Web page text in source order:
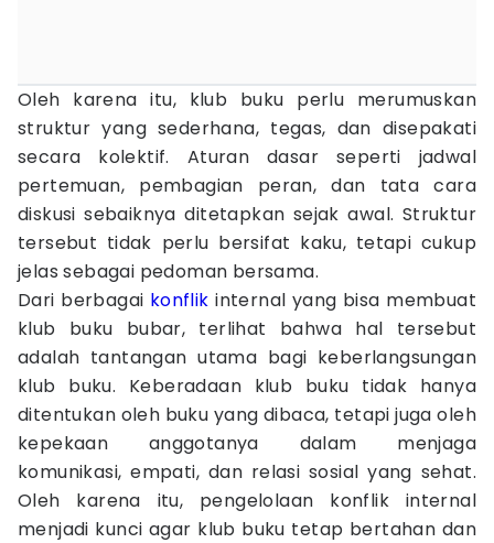
Oleh karena itu, klub buku perlu merumuskan
struktur yang sederhana, tegas, dan disepakati
secara kolektif. Aturan dasar seperti jadwal
pertemuan, pembagian peran, dan tata cara
diskusi sebaiknya ditetapkan sejak awal. Struktur
tersebut tidak perlu bersifat kaku, tetapi cukup
jelas sebagai pedoman bersama.
Dari berbagai konflikinternal yang bisa membuat
klub buku bubar, terlihat bahwa hal tersebut
adalah tantangan utama bagi keberlangsungan
klub buku. Keberadaan klub buku tidak hanya
ditentukan oleh buku yang dibaca, tetapi juga oleh
kepekaan anggotanya dalam menjaga
komunikasi, empati, dan relasi sosial yang sehat.
Oleh karena itu, pengelolaan konflik internal
menjadi kunci agar klub buku tetap bertahan dan